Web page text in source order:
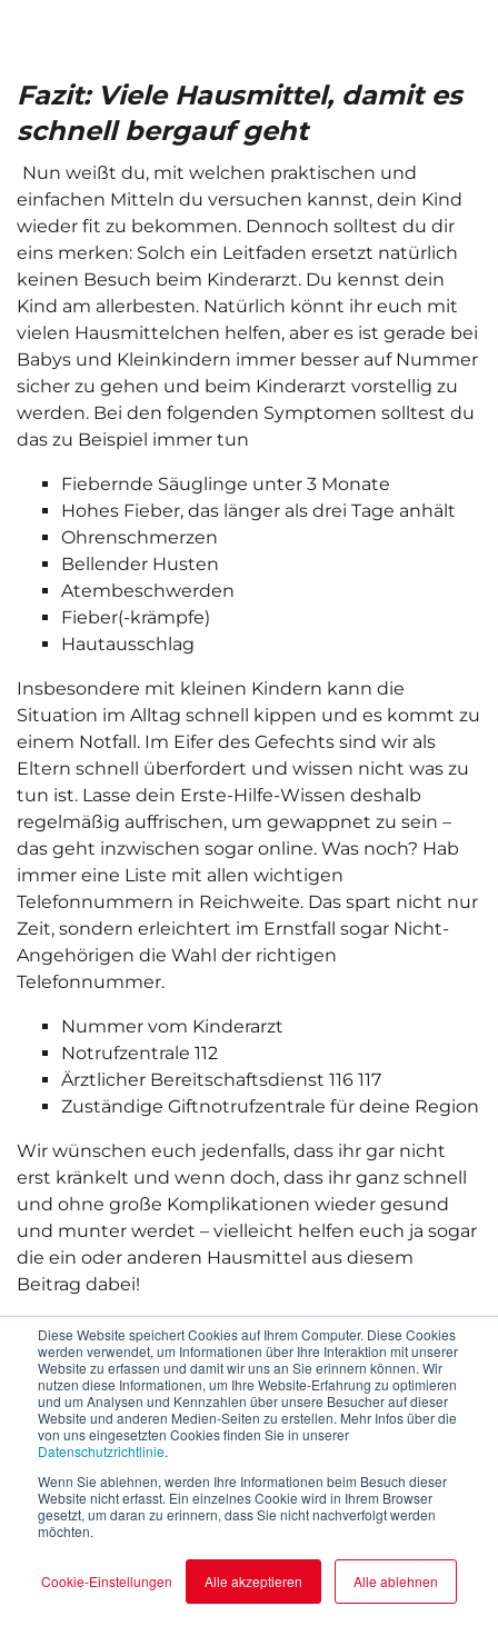
Diese Website speichert Cookies auf Ihrem Computer. Diese Cookies
werden verwendet, um Informationen über Ihre Interaktion mit unserer
Website zu erfassen und damit wir uns an Sie erinnern können. Wir
nutzen diese Informationen, um Ihre Website-Erfahrung zu optimieren
und um Analysen und Kennzahlen über unsere Besucher auf dieser
Website und anderen Medien-Seiten zu erstellen. Mehr Infos über die
von uns eingesetzten Cookies finden Sie in unserer
Datenschutzrichtlinie.
Wenn Sie ablehnen, werden Ihre Informationen beim Besuch dieser
Website nicht erfasst. Ein einzelnes Cookie wird in Ihrem Browser
gesetzt, um daran zu erinnern, dass Sie nicht nachverfolgt werden
möchten.
Cookie-Einstellungen Alle akzeptieren Alle ablehnen
Fazit: Viele Hausmittel, damit es
schnell bergauf geht
Nun weißt du, mit welchen praktischen und
einfachen Mitteln du versuchen kannst, dein Kind
wieder fit zu bekommen. Dennoch solltest du dir
eins merken: Solch ein Leitfaden ersetzt natürlich
keinen Besuch beim Kinderarzt. Du kennst dein
Kind am allerbesten. Natürlich könnt ihr euch mit
vielen Hausmittelchen helfen, aber es ist gerade bei
Babys und Kleinkindern immer besser auf Nummer
sicher zu gehen und beim Kinderarzt vorstellig zu
werden. Bei den folgenden Symptomen solltest du
das zu Beispiel immer tun
Fiebernde Säuglinge unter 3 Monate
Hohes Fieber, das länger als drei Tage anhält
Ohrenschmerzen
Bellender Husten
Atembeschwerden
Fieber(-krämpfe)
Hautausschlag
Insbesondere mit kleinen Kindern kann die
Situation im Alltag schnell kippen und es kommt zu
einem Notfall. Im Eifer des Gefechts sind wir als
Eltern schnell überfordert und wissen nicht was zu
tun ist. Lasse dein Erste-Hilfe-Wissen deshalb
regelmäßig auffrischen, um gewappnet zu sein –
das geht inzwischen sogar online. Was noch? Hab
immer eine Liste mit allen wichtigen
Telefonnummern in Reichweite. Das spart nicht nur
Zeit, sondern erleichtert im Ernstfall sogar Nicht-
Angehörigen die Wahl der richtigen
Telefonnummer.
Nummer vom Kinderarzt
Notrufzentrale 112
Ärztlicher Bereitschaftsdienst 116 117
Zuständige Giftnotrufzentrale für deine Region
Wir wünschen euch jedenfalls, dass ihr gar nicht
erst kränkelt und wenn doch, dass ihr ganz schnell
und ohne große Komplikationen wieder gesund
und munter werdet – vielleicht helfen euch ja sogar
die ein oder anderen Hausmittel aus diesem
Beitrag dabei!
Verwandte Beiträge